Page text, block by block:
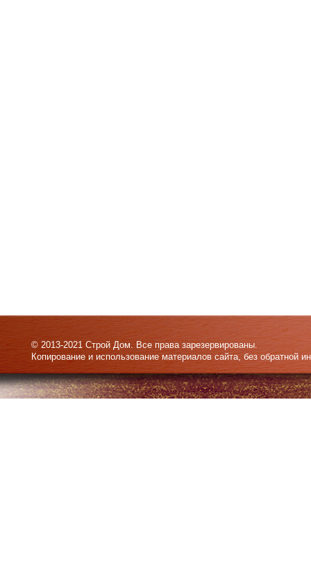
© 2013-2021 Строй Дом. Все права зарезервированы.
Копирование и использование материалов сайта, без обратной